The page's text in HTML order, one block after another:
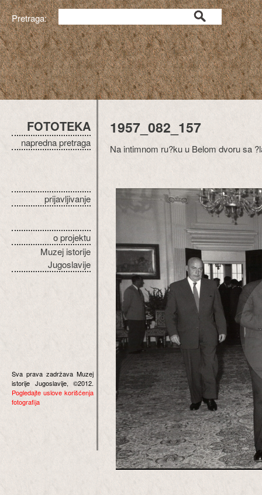
Pretraga:
FOTOTEKA
napredna pretraga
prijavljivanje
o projektu
Muzej istorije
Jugoslavije
Sva prava zadržava Muzej
istorije Jugoslavije, ©2012.
Pogledajte uslove korišćenja
fotografija
1957_082_157
Na intimnom ru?ku u Belom dvoru sa